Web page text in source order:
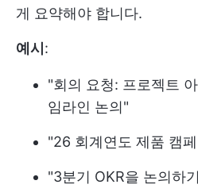
게 요약해야 합니다.
예시 :
"회의 요청: 프로젝트
임라인 논의"
"26 회계연도 제품 캠
"3분기 OKR을 논의하